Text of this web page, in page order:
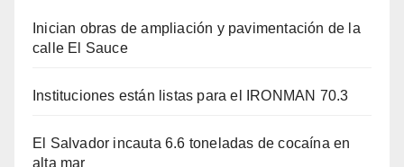
Inician obras de ampliación y pavimentación de la
calle El Sauce
Instituciones están listas para el IRONMAN 70.3
El Salvador incauta 6.6 toneladas de cocaína en
alta mar